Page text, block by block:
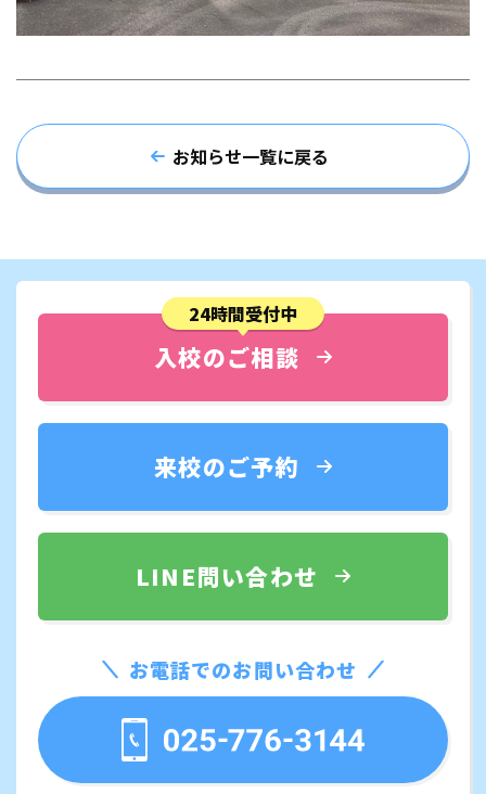
お知らせ一覧に戻る
24時間受付中
入校のご相談
来校のご予約
LINE問い合わせ
お電話でのお問い合わせ